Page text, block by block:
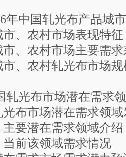
中国轧光布产品城市
村市场表现特征
村市场主要需求
村轧光布市场规
光布市场潜在需求领
场潜在需求领域
需求领域介绍
域需求情况